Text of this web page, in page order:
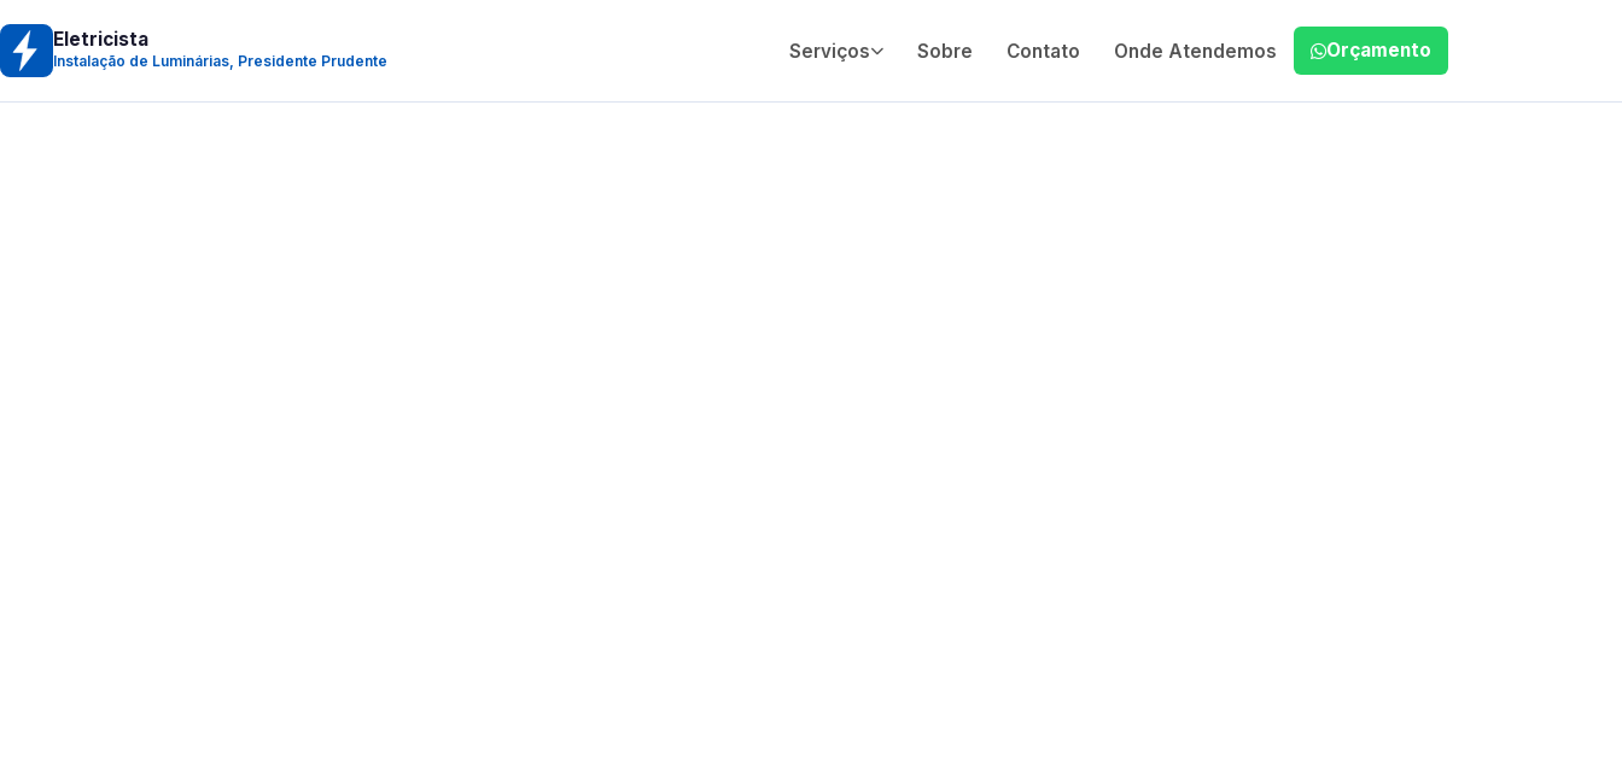
Eletricista
Instalação de Luminárias, Presidente Prudente Serviços Sobre Contato Onde Atendemos Orçamento